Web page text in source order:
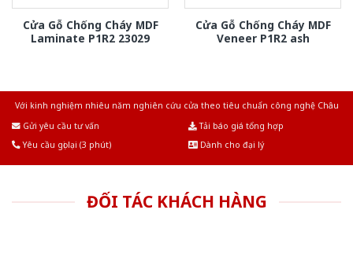
Cửa Gỗ Chống Cháy MDF
Laminate P1R2 23029
Cửa Gỗ Chống Cháy MDF
Veneer P1R2 ash
Với kinh nghiệm nhiêu năm nghiên cứu cửa theo tiêu chuẩn công nghệ Châu
Gửi yêu cầu tư vấn
Tải báo giá tổng hợp
Yêu cầu gọi lại (3 phút)
Dành cho đại lý
ĐỐI TÁC KHÁCH HÀNG